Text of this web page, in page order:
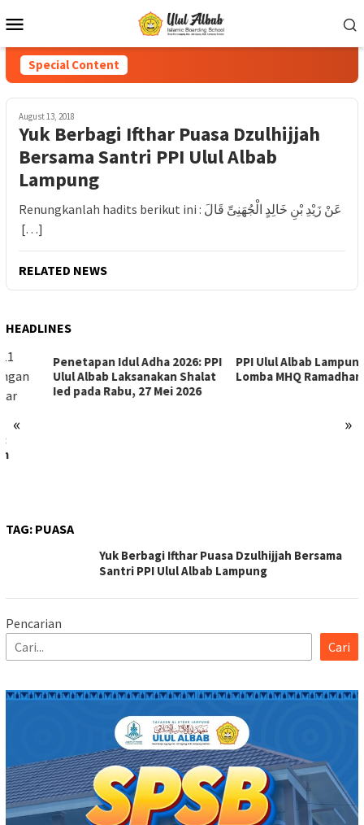
Special Content
August 13, 2018
Yuk Berbagi Ifthar Puasa Dzulhijjah
Bersama Santri PPI Ulul Albab
Lampung
Renungkanlah hadits berikut ini : عَنْ زَيْدِ بْنِ خَالِدٍ الْجُهَنِىِّ قَالَ
[…]
RELATED NEWS
HEADLINES
« »
Penetapan Idul Adha 2026: PPI
Ulul Albab Laksanakan Shalat
Ied pada Rabu, 27 Mei 2026
PPI Ulul Albab Lampung Gelar
Lomba MHQ Ramadhan 1447H
TAG: PUASA
Yuk Berbagi Ifthar Puasa Dzulhijjah Bersama
Santri PPI Ulul Albab Lampung
Pencarian
Cari